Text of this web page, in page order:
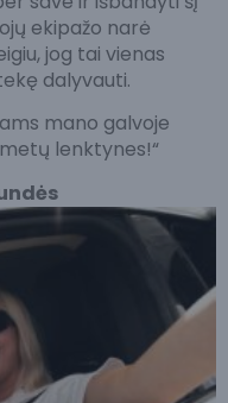
ekipažo narė
jog tai vienas
dalyvauti.
mano galvoje
lenktynes!“